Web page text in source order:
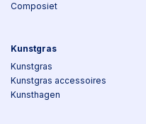
Composiet
Kunstgras
Kunstgras
Kunstgras accessoires
Kunsthagen